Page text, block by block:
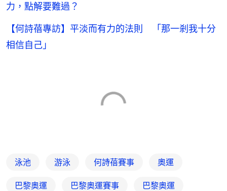
力，點解要難過？
【何詩蓓專訪】平淡而有力的法則 「那一剎我十分
相信自己」
泳池 游泳 何詩蓓賽事 奧運
巴黎奧運 巴黎奧運賽事 巴黎奧運